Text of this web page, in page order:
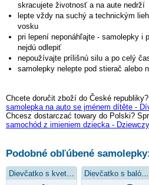
skracujete životnosť a na aute nedrží
lepte vždy na suchý a technickým
vosku
pri lepení neponáhľajte - samolepky i
nejdú odlepiť
nepoužívajte prílišnú silu a po celý
samolepky nelepte pod stierač alebo
Chcete doručit zboží do České
samolepka na auto se jménem dítěte -
Chcesz dostarczać towary do Polski?
samochód z imieniem dziecka -
Podobné obľúbené samolepky:
Dievčatko s kvetinou Dievčatko s balónikom